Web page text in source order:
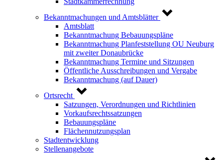
Bekanntmachungen und Amtsblätter
Amtsblatt
Bekanntmachung Bebauungspläne
Bekanntmachung Planfeststellung OU Neuburg
mit zweiter Donaubrücke
Bekanntmachung Termine und Sitzungen
Öffentliche Ausschreibungen und Vergabe
Bekanntmachung (auf Dauer)
Ortsrecht
Satzungen, Verordnungen und Richtlinien
Vorkaufsrechtssatzungen
Bebauungspläne
Flächennutzungsplan
Stadtentwicklung
Stellenangebote